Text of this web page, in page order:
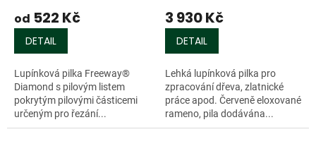
od 522 Kč
DETAIL
Lupínková pilka Freeway®
Diamond s pilovým listem
pokrytým pilovými částicemi
určeným pro řezání...
3 930 Kč
DETAIL
Lehká lupínková pilka pro
zpracování dřeva, zlatnické
práce apod. Červeně eloxované
rameno, pila dodávána...